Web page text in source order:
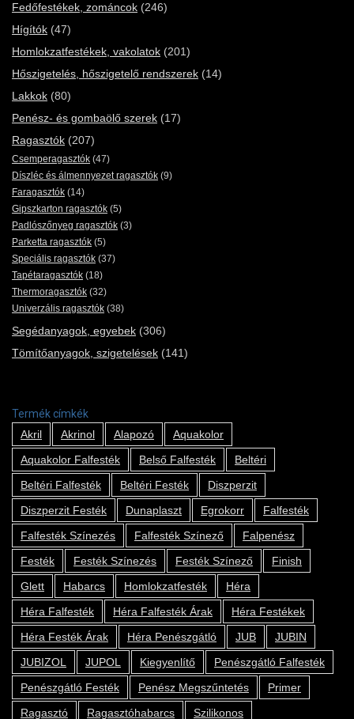
Fedőfestékek, zománcok (246)
Hígítók (47)
Homlokzatfestékek, vakolatok (201)
Hőszigetelés, hőszigetelő rendszerek (14)
Lakkok (80)
Penész- és gombaölő szerek (17)
Ragasztók (207)
Csemperagasztók (47)
Díszléc és álmennyezet ragasztók (9)
Faragasztók (14)
Gipszkarton ragasztók (5)
Padlószőnyeg ragasztók (3)
Parketta ragasztók (5)
Speciális ragasztók (37)
Tapétaragasztók (18)
Thermoragasztók (32)
Univerzális ragasztók (38)
Segédanyagok, egyebek (306)
Tömítőanyagok, szigetelések (141)
Termék címkék
Akril
Akrinol Alapozó
Aquakolor
Aquakolor Falfesték
Belső Falfesték
Beltéri
Beltéri Falfesték
Beltéri Festék
Diszperzit
Diszperzit Festék
Dunaplaszt Egrokorr
Falfesték
Falfesték Színezés
Falfesték Színező
Falpenész
Festék
Festék Színezés Festék Színező
Finish
Glett
Habarcs Homlokzatfesték
Héra
Héra Falfesték
Héra Falfesték Árak
Héra Festékek
Héra Festék Árak
Héra Penészgátló JUB
JUBIN
JUBIZOL
JUPOL Kiegyenlítő
Penészgátló Falfesték
Penészgátló Festék
Penész Megszűntetés
Primer
Ragasztó
Ragasztóhabarcs Szilikonos